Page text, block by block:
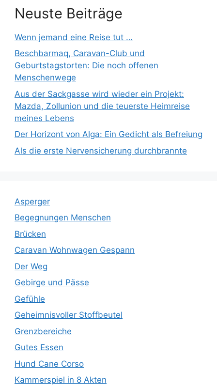
Neuste Beiträge
Wenn jemand eine Reise tut …
Beschbarmaq, Caravan-Club und
Geburtstagstorten: Die noch offenen
Menschenwege
Aus der Sackgasse wird wieder ein Projekt:
Mazda, Zollunion und die teuerste Heimreise
meines Lebens
Der Horizont von Alga: Ein Gedicht als Befreiung
Als die erste Nervensicherung durchbrannte
Asperger
Begegnungen Menschen
Brücken
Caravan Wohnwagen Gespann
Der Weg
Gebirge und Pässe
Gefühle
Geheimnisvoller Stoffbeutel
Grenzbereiche
Gutes Essen
Hund Cane Corso
Kammerspiel in 8 Akten